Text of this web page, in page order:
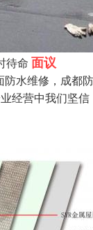
待命 面议
水维修，成都
营中我们坚